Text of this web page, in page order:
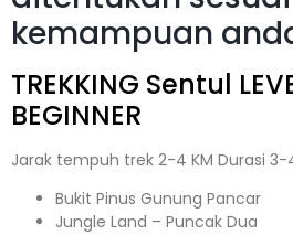
kemampuan
TREKKING Sentul
BEGINNER
Jarak tempuh trek 2-4 KM Durasi
Bukit Pinus Gunung Pancar
Jungle Land – Puncak Dua